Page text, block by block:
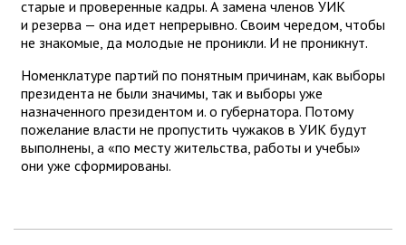
старые и проверенные кадры. А замена членов УИК
и резерва — она идет непрерывно. Своим чередом, чтобы
не знакомые, да молодые не проникли. И не проникнут.
Номенклатуре партий по понятным причинам, как выборы
президента не были значимы, так и выборы уже
назначенного президентом и. о губернатора. Потому
пожелание власти не пропустить чужаков в УИК будут
выполнены, а «по месту жительства, работы и учебы»
они уже сформированы.